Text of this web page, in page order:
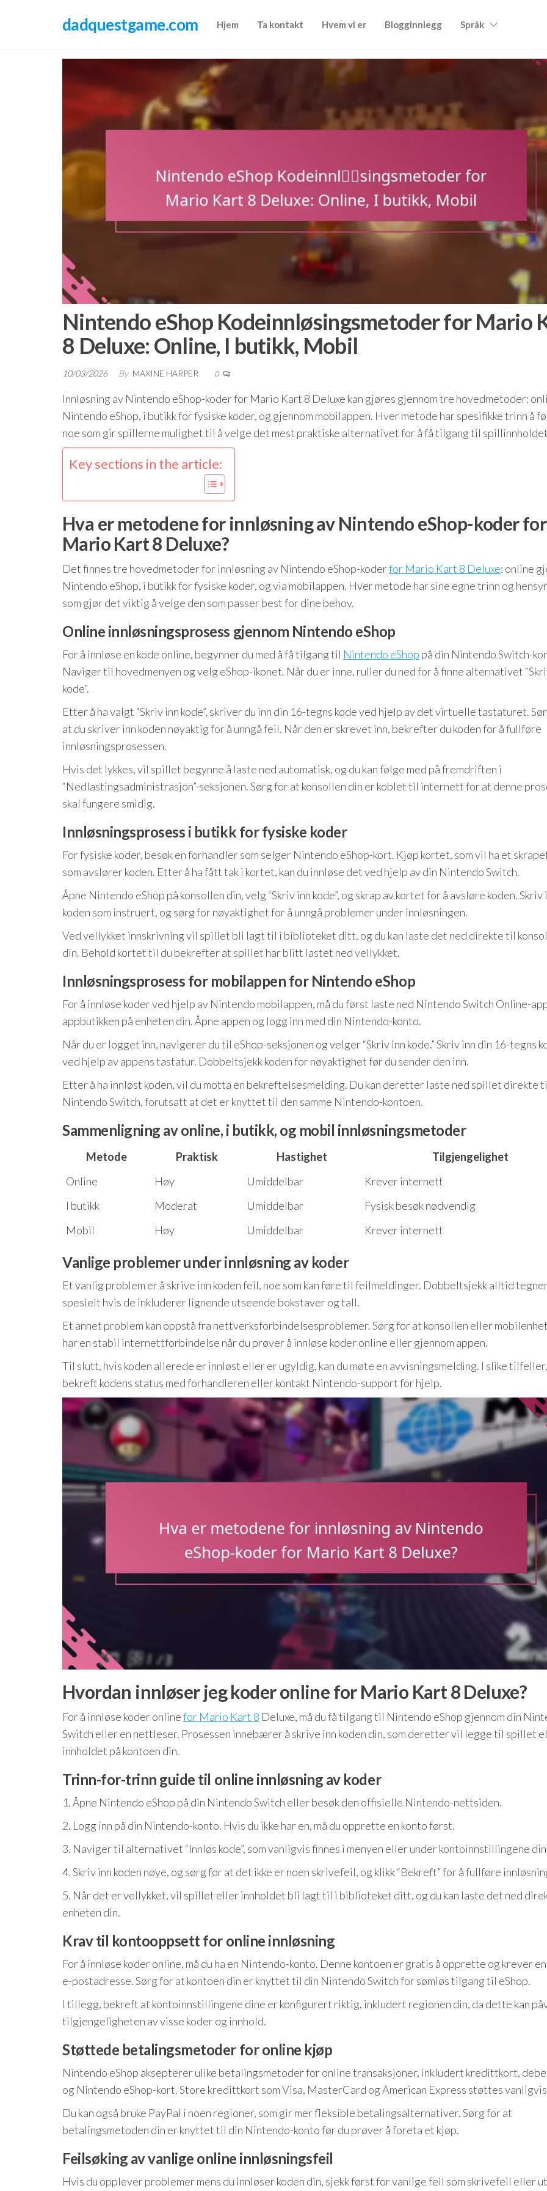
dadquestgame.com Hjem Ta kontakt Hvem vi er Blogginnlegg Språk
Nintendo eShop Kodeinnløsingsmetoder for Mario
8 Deluxe: Online, I butikk, Mobil
10/03/2026 By MAXINE HARPER 0
Innløsning av Nintendo eShop-koder for Mario Kart 8 Deluxe kan gjøres gjennom tre hovedmetoder:
Nintendo eShop, i butikk for fysiske koder, og gjennom mobilappen. Hver metode har spesifikke trinn å
noe som gir spillerne mulighet til å velge det mest praktiske alternativet for å få tilgang til
Key sections in the article:
Hva er metodene for innløsning av Nintendo eShop-koder for
Mario Kart 8 Deluxe?
Det finnes tre hovedmetoder for innløsning av Nintendo eShop-koderfor Mario Kart 8 Deluxe: online
Nintendo eShop, i butikk for fysiske koder, og via mobilappen. Hver metode har sine egne trinn og
som gjør det viktig å velge den som passer best for dine behov.
Online innløsningsprosess gjennom Nintendo eShop
For å innløse en kode online, begynner du med å få tilgang til Nintendo eShop på din Nintendo Switch-
Naviger til hovedmenyen og velg eShop-ikonet. Når du er inne, ruller du ned for å finne alternativet
kode”.
Etter å ha valgt “Skriv inn kode”, skriver du inn din 16-tegns kode ved hjelp av det virtuelle tastaturet.
at du skriver inn koden nøyaktig for å unngå feil. Når den er skrevet inn, bekrefter du koden for å fullføre
innløsningsprosessen.
Hvis det lykkes, vil spillet begynne å laste ned automatisk, og du kan følge med på fremdriften i
“Nedlastingsadministrasjon”-seksjonen. Sørg for at konsollen din er koblet til internett for at denne
skal fungere smidig.
Innløsningsprosess i butikk for fysiske koder
For fysiske koder, besøk en forhandler som selger Nintendo eShop-kort. Kjøp kortet, som vil ha et
som avslører koden. Etter å ha fått tak i kortet, kan du innløse det ved hjelp av din Nintendo Switch.
Åpne Nintendo eShop på konsollen din, velg “Skriv inn kode”, og skrap av kortet for å avsløre koden. Skriv
koden som instruert, og sørg for nøyaktighet for å unngå problemer under innløsningen.
Ved vellykket innskrivning vil spillet bli lagt til i biblioteket ditt, og du kan laste det ned direkte til
din. Behold kortet til du bekrefter at spillet har blitt lastet ned vellykket.
Innløsningsprosess for mobilappen for Nintendo eShop
For å innløse koder ved hjelp av Nintendo mobilappen, må du først laste ned Nintendo Switch Online-
appbutikken på enheten din. Åpne appen og logg inn med din Nintendo-konto.
Når du er logget inn, navigerer du til eShop-seksjonen og velger “Skriv inn kode.” Skriv inn din 16-tegns
ved hjelp av appens tastatur. Dobbeltsjekk koden for nøyaktighet før du sender den inn.
Etter å ha innløst koden, vil du motta en bekreftelsesmelding. Du kan deretter laste ned spillet direkte
Nintendo Switch, forutsatt at det er knyttet til den samme Nintendo-kontoen.
Sammenligning av online, i butikk, og mobil innløsningsmetoder
Metode Praktisk Hastighet
Tilgjengelighet
Online
Høy Umiddelbar
Krever internett
I butikk
Moderat Umiddelbar
Fysisk besøk nødvendig
Mobil
Høy Umiddelbar Krever internett
Vanlige problemer under innløsning av koder
Et vanlig problem er å skrive inn koden feil, noe som kan føre til feilmeldinger. Dobbeltsjekk alltid
spesielt hvis de inkluderer lignende utseende bokstaver og tall.
Et annet problem kan oppstå fra nettverksforbindelsesproblemer. Sørg for at konsollen eller
har en stabil internettforbindelse når du prøver å innløse koder online eller gjennom appen.
Til slutt, hvis koden allerede er innløst eller er ugyldig, kan du møte en avvisningsmelding. I slike tilfeller,
bekreft kodens status med forhandleren eller kontakt Nintendo-support for hjelp.
Hvordan innløser jeg koder online for Mario Kart 8 Deluxe?
For å innløse koder onlinefor Mario Kart 8 Deluxe, må du få tilgang til Nintendo eShop gjennom din
Switch eller en nettleser. Prosessen innebærer å skrive inn koden din, som deretter vil legge til spillet
innholdet på kontoen din.
Trinn-for-trinn guide til online innløsning av koder
1. Åpne Nintendo eShop på din Nintendo Switch eller besøk den offisielle Nintendo-nettsiden.
2. Logg inn på din Nintendo-konto. Hvis du ikke har en, må du opprette en konto først.
3. Naviger til alternativet “Innløs kode”, som vanligvis finnes i menyen eller under kontoinnstillingene
4. Skriv inn koden nøye, og sørg for at det ikke er noen skrivefeil, og klikk “Bekreft” for å fullføre
5. Når det er vellykket, vil spillet eller innholdet bli lagt til i biblioteket ditt, og du kan laste det ned
enheten din.
Krav til kontooppsett for online innløsning
For å innløse koder online, må du ha en Nintendo-konto. Denne kontoen er gratis å opprette og krever
e-postadresse. Sørg for at kontoen din er knyttet til din Nintendo Switch for sømløs tilgang til eShop.
I tillegg, bekreft at kontoinnstillingene dine er konfigurert riktig, inkludert regionen din, da dette kan
tilgjengeligheten av visse koder og innhold.
Støttede betalingsmetoder for online kjøp
Nintendo eShop aksepterer ulike betalingsmetoder for online transaksjoner, inkludert kredittkort,
og Nintendo eShop-kort. Store kredittkort som Visa, MasterCard og American Express støttes
Du kan også bruke PayPal i noen regioner, som gir mer fleksible betalingsalternativer. Sørg for at
betalingsmetoden din er knyttet til din Nintendo-konto før du prøver å foreta et kjøp.
Feilsøking av vanlige online innløsningsfeil
Hvis du opplever problemer mens du innløser koden din, sjekk først for vanlige feil som skrivefeil eller